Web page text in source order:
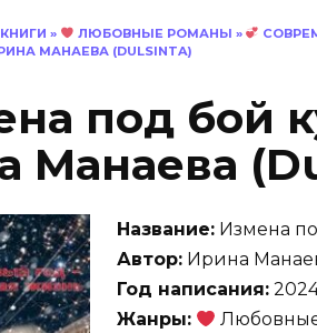
КНИГИ » ЛЮБОВНЫЕ РОМАНЫ »
МАНАЕВА (DULSINTA)
под бой
Манаева
Название: Измена
Автор: Ирина
Год написания:
Жанры: